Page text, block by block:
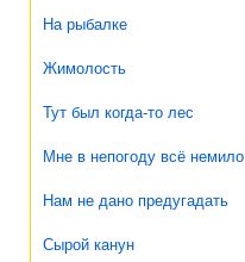
На рыбалке
Жимолость
Тут был когда-то лес
Мне в непогоду всё немило
Нам не дано предугадать
Сырой канун